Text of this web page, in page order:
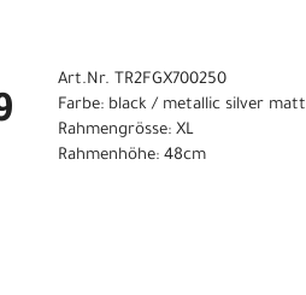
Art.Nr. TR2FGX700250
Farbe: black / metallic silver matt
Rahmengrösse: XL
Rahmenhöhe: 48cm